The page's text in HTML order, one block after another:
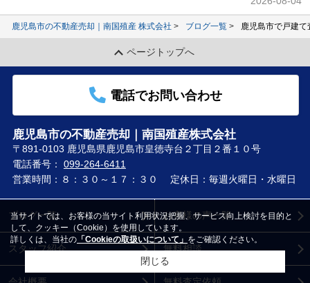
鹿児島市の不動産売却｜南国殖産 株式会社 ブログ一覧 鹿児島市で戸建
ページトップへ
電話でお問い合わせ
鹿児島市の不動産売却｜南国殖産株式会社
〒891-0103 鹿児島県鹿児島市皇徳寺台２丁目２番１０号
電話番号： 099-264-6411
営業時間：８：３０～１７：３０
定休日：毎週火曜日・水曜日
ブログ一覧
スタッフ紹介
お客様の声一覧
無料相談
当サイトでは、お客様の当サイト利用状況把握、サービス向上検討を目的と
して、クッキー（Cookie）を使用しています。
詳しくは、当社の 「Cookieの取扱いについて」 をご確認ください。
閉じる